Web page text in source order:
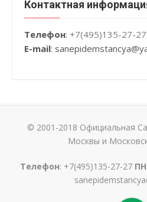
Контактная
Телефон: +7(495)135-27-27
E-mail: sanepidemstancya
© 2001-2018 Официальная
Москвы и
Телефон: +7(495)135-27-27